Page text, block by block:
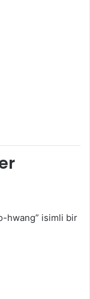
hwang” isimli bir